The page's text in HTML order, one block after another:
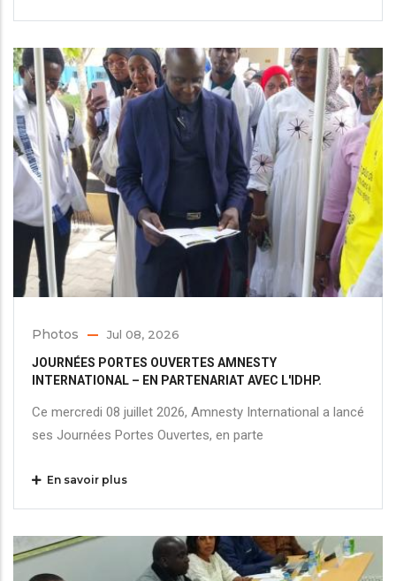
Photos
Jul 08, 2026
JOURNÉES PORTES OUVERTES AMNESTY
INTERNATIONAL – EN PARTENARIAT AVEC L'IDHP.
Ce mercredi 08 juillet 2026, Amnesty International a lancé
ses Journées Portes Ouvertes, en parte
En savoir plus